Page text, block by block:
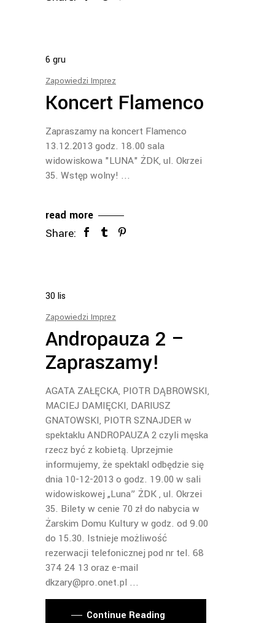
6 gru
Zapowiedzi Imprez
Koncert Flamenco
Zapraszamy na koncert Flamenco
13.12.2013 godz. 18.00 sala
widowiskowa "LUNA" ŻDK, ul. Okrzei
35. Wstęp wolny!
read more
Share:
30lis
Zapowiedzi Imprez
Andropauza 2 –
Zapraszamy!
AGATA ZAŁĘCKA, PIOTR DĄBROWSKI,
MACIEJ DAMIĘCKI, DARIUSZ
GNATOWSKI, PIOTR SZNAJDER w
spektaklu ANDROPAUZA 2 czyli męska
rzecz być z kobietą. Uprzejmie
informujemy, że spektakl odbędzie się
dnia 10-12-2013 o godz. 19.00 w sali
widowiskowej „Luna” ŻDK , ul. Okrzei
35. Bilety w cenie 70 zł do nabycia w
Żarskim Domu Kultury w godz. od 9.00
do 15.30. Istnieje możliwość
rezerwacji telefonicznej pod nr tel. 68
374 24 13 oraz e-mail
dkzary@pro.onet.pl
Continue Reading